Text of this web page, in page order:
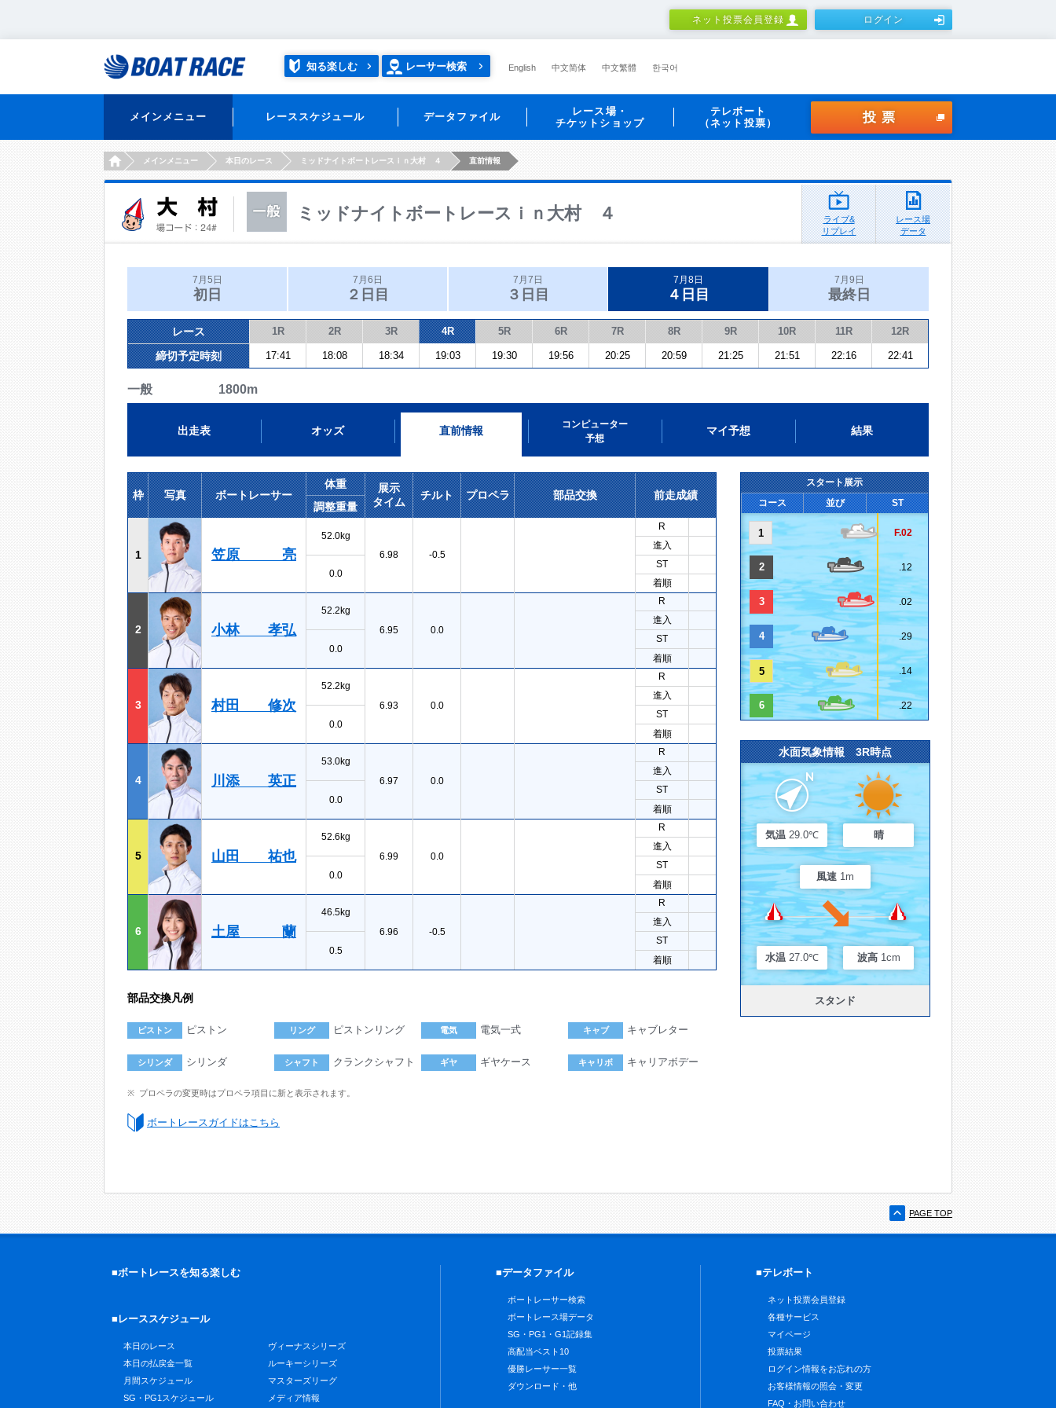
ネット投票会員登録 ログイン
知る楽しむ レーサー検索 English 中文简体 中文繁體 한국어
メインメニュー レーススケジュール データファイル
レース場・
チケットショップ
テレボート
（ネット投票）
投票
HOMEメインメニュー 本日のレース ミッドナイトボートレースｉｎ大村 ４ 直前情報
ミッドナイトボートレースｉｎ大村 ４
ライブ&
リプレイ
レース場
データ
7月5日
初日
7月6日
２日目
7月7日
３日目
7月8日
４日目
7月9日
最終日
レース 1R 2R 3R 4R 5R 6R 7R 8R 9R 10R 11R 12R
締切予定時刻 17:41 18:08 18:34 19:03 19:30 19:56 20:25 20:59 21:25 21:51 22:16 22:41
一般 1800m
出走表 オッズ 直前情報
コンピューター
予想
マイ予想 結果
枠 写真 ボートレーサー
体重
展示
タイム
チルト プロペラ 部品交換
前走成績
調整重量
1 笠原 亮
52.0kg
6.98
-0.5
R
進入
0.0
ST
着順
2 小林 孝弘
52.2kg
6.95
0.0
R
進入
0.0
ST
着順
3 村田 修次
52.2kg
6.93
0.0
R
進入
0.0
ST
着順
4 川添 英正
53.0kg
6.97
0.0
R
進入
0.0
ST
着順
5 山田 祐也
52.6kg
6.99
0.0
R
進入
0.0
ST
着順
6 土屋 蘭
46.5kg
6.96
-0.5
R
進入
0.5
ST
着順
部品交換凡例
ピストン ピストン リング ピストンリング 電気 電気一式 キャブ キャブレター
シリンダ シリンダ シャフト クランクシャフト ギヤ ギヤケース キャリボ キャリアボデー
プロペラの変更時はプロペラ項目に新と表示されます。
ボートレースガイドはこちら
スタート展示
コース
並び ST
1 F.02
2 .12
3 .02
4 .29
5 .14
6 .22
水面気象情報 3R時点
気温 29.0℃ 晴
風速 1m
水温 27.0℃ 波高 1cm
スタンド
PAGE TOP
■ボートレースを知る楽しむ
■レーススケジュール
本日のレース
本日の払戻金一覧
月間スケジュール
SG・PG1スケジュール
ヴィーナスシリーズ
ルーキーシリーズ
マスターズリーグ
メディア情報
■データファイル
ボートレーサー検索
ボートレース場データ
SG・PG1・G1記録集
高配当ベスト10
優勝レーサー一覧
ダウンロード・他
■テレボート
ネット投票会員登録
各種サービス
マイページ
投票結果
ログイン情報をお忘れの方
お客様情報の照会・変更
FAQ・お問い合わせ